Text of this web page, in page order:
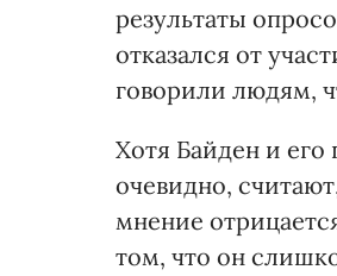
результаты
отказался от
говорили людям,
Хотя Байден и
очевидно,
мнение
том, что он